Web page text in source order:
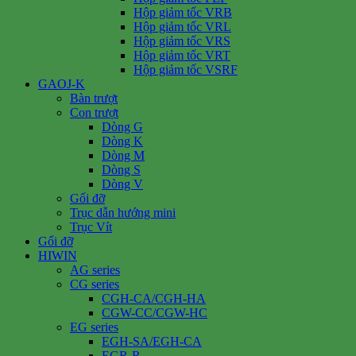
Hộp giảm tốc VRB
Hộp giảm tốc VRL
Hộp giảm tốc VRS
Hộp giảm tốc VRT
Hộp giảm tốc VSRF
GAOJ-K
Bàn trượt
Con trượt
Dòng G
Dòng K
Dòng M
Dòng S
Dòng V
Gối đỡ
Trục dẫn hướng mini
Trục Vít
Gối đỡ
HIWIN
AG series
CG series
CGH-CA/CGH-HA
CGW-CC/CGW-HC
EG series
EGH-SA/EGH-CA